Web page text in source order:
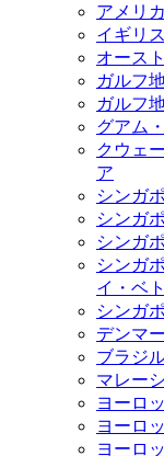
アメリ
イギリ
オース
ガルフ
ガルフ
グアム
クウェ
ア
シンガ
シンガ
シンガ
シンガ
イ・ベ
シンガ
デンマ
ブラジ
マレー
ヨーロ
ヨーロ
ヨーロ